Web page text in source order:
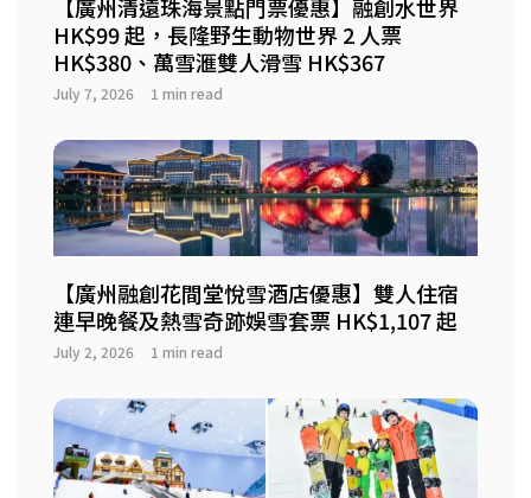
【廣州清遠珠海景點門票優惠】融創水世界
HK$99 起，長隆野生動物世界 2 人票
HK$380、萬雪滙雙人滑雪 HK$367
July 7, 2026 1 min read
【廣州融創花間堂悅雪酒店優惠】雙人住宿
連早晚餐及熱雪奇跡娛雪套票 HK$1,107 起
July 2, 2026 1 min read